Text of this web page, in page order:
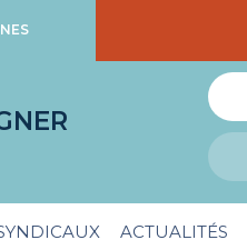
ACTUALITÉS